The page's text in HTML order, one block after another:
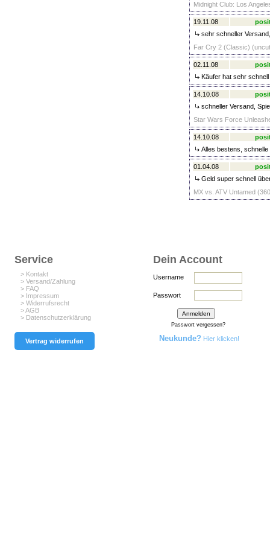
Midnight Club: Los
19.11.08
sehr schneller
Far Cry 2 (Classic)
02.11.08
Käufer hat sehr
14.10.08
schneller Versand,
Star Wars Force
14.10.08
Alles bestens,
01.04.08
Geld super schnell
MX vs. ATV Untamed
Service
> Kontakt
> Versand/Zahlung
> FAQ
> Impressum
> Widerrufsrecht
> AGB
> Datenschutzerklärung
Vertrag widerrufen
Dein Account
Username
Passwort
Passwort vergessen?
Neukunde? Hier klicken!